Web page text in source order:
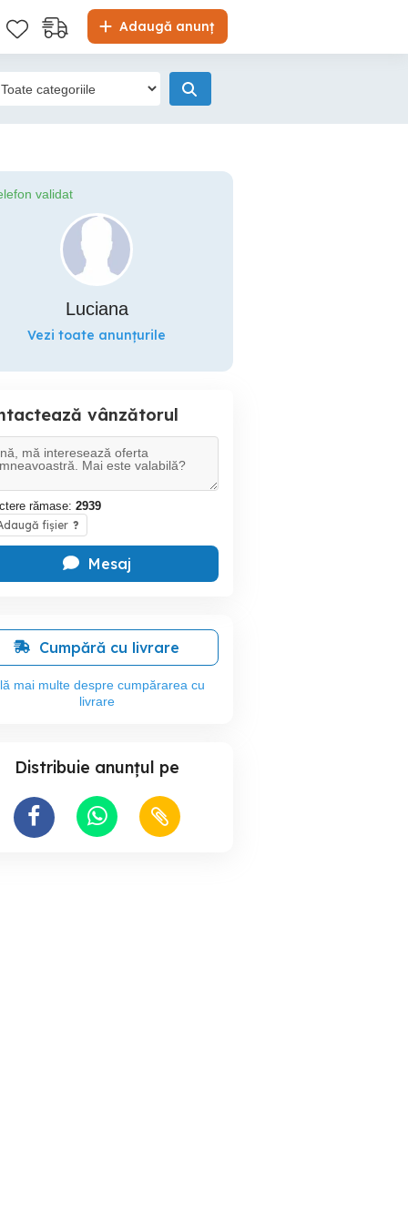
Adaugă anunț
validat
Luciana
Vezi toate anunțurile
vânzătorul
rămase: 2939
fișier ?
Mesaj
Cumpără cu livrare
mai multe despre cumpărarea cu
livrare
Distribuie anunțul pe